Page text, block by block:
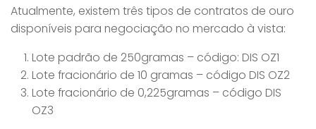
Atualmente, existem três tipos de contratos de ouro
disponíveis para negociação no mercado à vista:
Lote padrão de 250gramas – código: DIS OZ1
Lote fracionário de 10 gramas – código DIS OZ2
Lote fracionário de 0,225gramas – código DIS
OZ3